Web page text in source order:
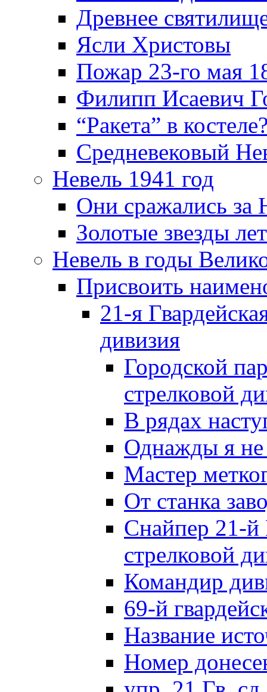
Древнее
Ясли Христовы
Пожар 23-го мая
Филипп Исаевич
“Ракета” в
Средневековый
Невель 1941 год
Они сражались за
Золотые звезды
Невель в годы
Присвоить
21-я
дивизия
Городской
стрелковой
В рядах
Однажды я
Мастер
От станка
Снайпер 21-й
стрелковой
Командир
69-й
Название
Номер